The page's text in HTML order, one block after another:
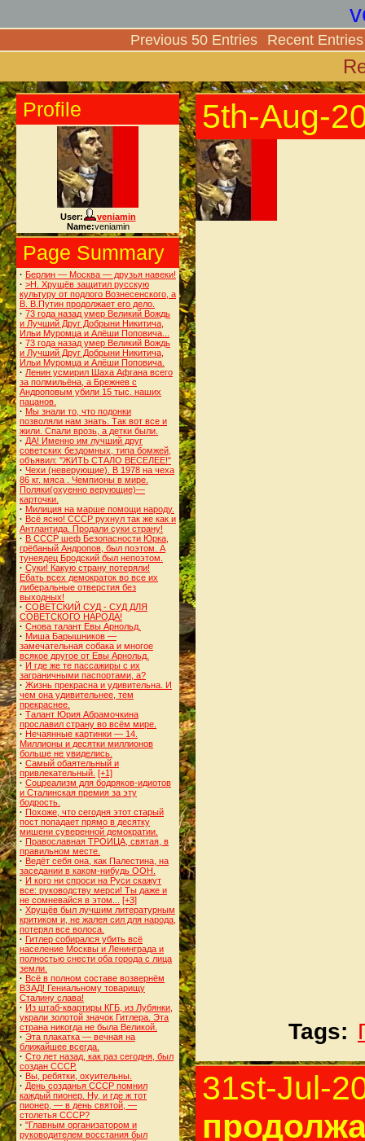
Previous 50 Entries Recent Entries
Profile
User:
veniamin
Name:veniamin
Page Summary
· Берлин — Москва — друзья навеки!
· >Н. Хрущёв защитил русскую
культуру от подлого Вознесенского, а
В. В.Путин продолжает его дело.
· 73 года назад умер Великий Вождь
и Лучший Друг Добрыни Никитича,
Ильи Муромца и Алёши Поповича...
· 73 года назад умер Великий Вождь
и Лучший Друг Добрыни Никитича,
Ильи Муромца и Алёши Поповича.
· Ленин усмирил Шаха Афгана всего
за полмильёна, а Брежнев с
Андроповым убили 15 тыс. наших
пацанов.
· Мы знали то, что подонки
позволяли нам знать. Так вот все и
жили. Спали врозь, а детки были.
· ДА! Именно им лучший друг
советских бездомных, типа бомжей,
объявил: "ЖИТЬ СТАЛО ВЕСЕЛЕЕ!"
· Чехи (неверующие). В 1978 на чеха
86 кг. мяса . Чемпионы в мире.
Поляки(охуенно верующие)—
карточки.
· Милиция на марше помощи народу.
· Всё ясно! СССР рухнул так же как и
Антлантида. Продали суки страну!
· В СССР шеф Безопасности Юрка,
грёбаный Андропов, был поэтом. А
тунеядец Бродский был непоэтом.
· Суки! Какую страну потеряли!
Ебать всех демократок во все их
либеральные отверстия без
выходных!
· СОВЕТСКИЙ СУД - СУД ДЛЯ
СОВЕТСКОГО НАРОДА!
· Снова талант Евы Арнольд.
· Миша Барышников —
замечательная собака и многое
всякое другое от Евы Арнольд.
· И где же те пассажиры с их
заграничными паспортами, а?
· Жизнь прекрасна и удивительна. И
чем она удивительнее, тем
прекраснее.
· Талант Юрия Абрамочкина
прославил страну во всём мире.
· Нечаянные картинки — 14.
Миллионы и десятки миллионов
больше не увиделись.
· Самый обаятельный и
привлекательный. [+1]
· Соцреализм для бодряков-идиотов
и Сталинская премия за эту
бодрость.
· Похоже, что сегодня этот старый
пост попадает прямо в десятку
мишени суверенной демократии.
· Православная ТРОИЦА, святая, в
правильном месте.
· Ведёт себя она, как Палестина, на
заседании в каком-нибудь ООН.
· И кого ни спроси на Руси скажут
все: руководству мерси! Ты даже и
не сомневайся в этом...
[+3]
· Хрущёв был лучшим литературным
критиком и, не жалея сил для народа,
потерял все волоса.
· Гитлер собирался убить всё
население Москвы и Ленинграда и
полностью снести оба города с лица
земли.
· Всё в полном составе возвернём
ВЗАД! Гениальному товарищу
Сталину слава!
· Из штаб-квартиры КГБ, из Лубянки,
украли золотой значок Гитлера. Эта
страна никогда не была Великой.
· Эта плакатка — вечная на
ближайшее всегда.
· Сто лет назад, как раз сегодня, был
создан СССР.
· Вы, ребятки, охуительны.
· День созданья СССР помнил
каждый пионер. Ну, и где ж тот
пионер, — в день святой, —
столетья СССР?
· "Главным организатором и
руководителем восстания был
5th-Aug-
Tags:
31st-Jul-